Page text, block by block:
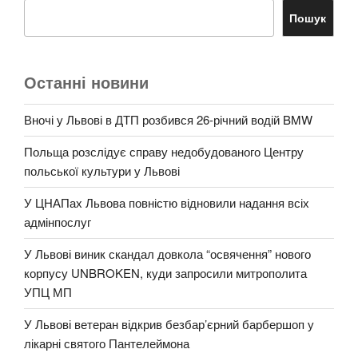
Пошук
Останні новини
Вночі у Львові в ДТП розбився 26-річний водій BMW
Польща розслідує справу недобудованого Центру
польської культури у Львові
У ЦНАПах Львова повністю відновили надання всіх
адмінпослуг
У Львові виник скандал довкола “освячення” нового
корпусу UNBROKEN, куди запросили митрополита
УПЦ МП
У Львові ветеран відкрив безбар’єрний барбершоп у
лікарні святого Пантелеймона